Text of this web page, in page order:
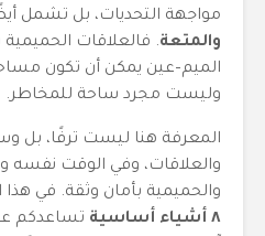
مواجهة التحديات، بل تشمل
والمتعة. فالعلاقات
الميم–عين يمكن أن تكون
وليست مجرد ساحة للمخاطر.
المعرفة هنا ليست ترفًا، بل
والعلاقات، وفي الوقت
والحميمية بأمان وثقة. في
٨ أشياء أساسية
تساعدكم